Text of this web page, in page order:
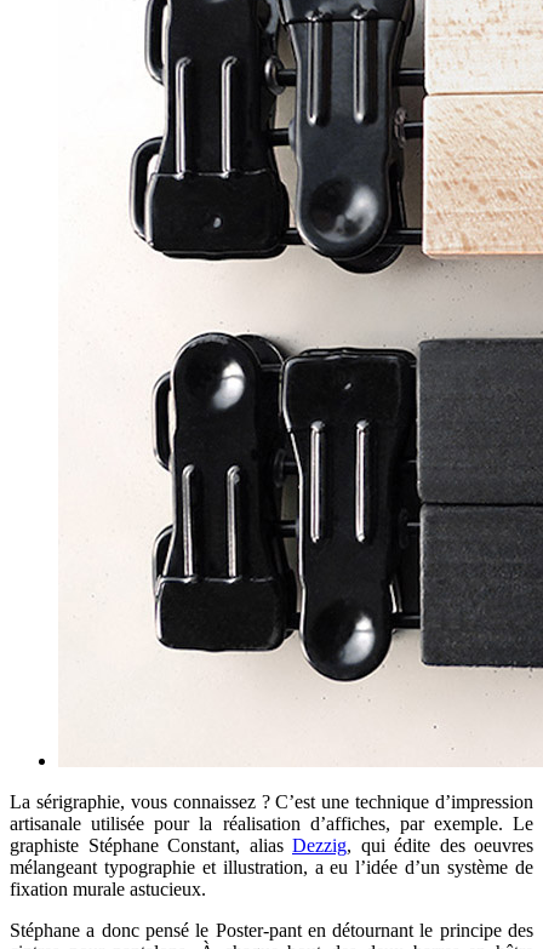
La sérigraphie, vous connaissez ? C’est une technique d’impression
artisanale utilisée pour la réalisation d’affiches, par exemple. Le
graphiste Stéphane Constant, alias Dezzig, qui édite des oeuvres
mélangeant typographie et illustration, a eu l’idée d’un système de
fixation murale astucieux.
Stéphane a donc pensé le Poster-pant en détournant le principe des